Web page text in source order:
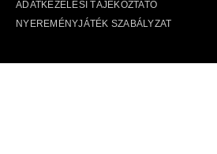
ADATKEZELÉSI TÁJÉKOZTATÓ
NYEREMÉNYJÁTÉK SZABÁLYZAT